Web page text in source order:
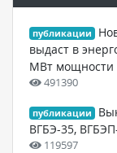
публикации
выдаст в
МВт мощности
491390
публикации
ВГБЭ-35,
119597